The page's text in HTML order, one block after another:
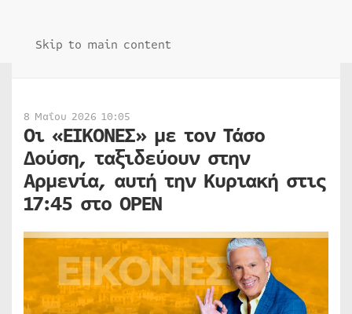
Skip to main content
8 Μαΐου 2026 10:05
Οι «ΕΙΚΟΝΕΣ» με τον Τάσο
Δούση, ταξιδεύουν στην
Αρμενία, αυτή την Κυριακή στις
17:45 στο OPEN